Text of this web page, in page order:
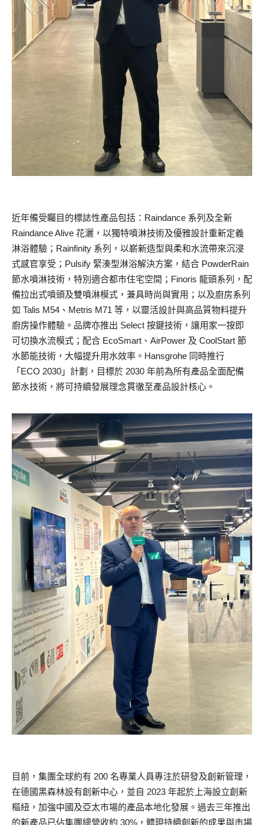
近年備受矚目的標誌性產品包括：Raindance 系列及全新
Raindance Alive 花灑，以獨特噴淋技術及優雅設計重新定義
淋浴體驗；Rainfinity 系列，以嶄新造型與柔和水流帶來沉浸
式感官享受；Pulsify 緊湊型淋浴解決方案，結合 PowderRain
節水噴淋技術，特別適合都市住宅空間；Finoris 龍頭系列，配
備拉出式噴頭及雙噴淋模式，兼具時尚與實用；以及廚房系列
如 Talis M54、Metris M71 等，以靈活設計與高品質物料提升
廚房操作體驗。品牌亦推出 Select 按鍵技術，讓用家一按即
可切換水流模式；配合 EcoSmart、AirPower 及 CoolStart 節
水節能技術，大幅提升用水效率。Hansgrohe 同時推行
「ECO 2030」計劃，目標於 2030 年前為所有產品全面配備
節水技術，將可持續發展理念貫徹至產品設計核心。
目前，集團全球約有 200 名專業人員專注於研發及創新管理，
在德國黑森林設有創新中心，並自 2023 年起於上海設立創新
樞紐，加強中國及亞太市場的產品本地化發展。過去三年推出
的新產品已佔集團總營收約 30%，體現持續創新的成果與市場